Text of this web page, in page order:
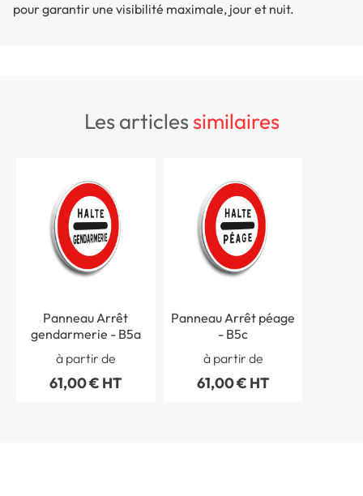
pour garantir une visibilité maximale, jour et nuit.
les articlessimilaires
Panneau Arrêt
gendarmerie - B5a
à partir de
61,00 € HT
Panneau Arrêt péage
- B5c
à partir de
61,00 € HT